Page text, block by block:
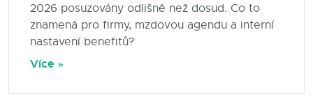
2026 posuzovány odlišně než dosud. Co to
znamená pro firmy, mzdovou agendu a interní
nastavení benefitů?
Více »